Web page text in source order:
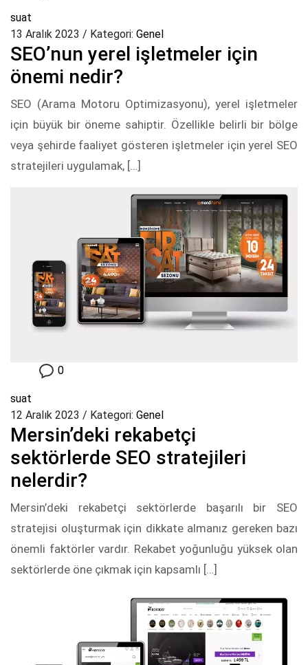
suat
13 Aralık 2023 / Kategori: Genel
SEO’nun yerel işletmeler için
önemi nedir?
SEO (Arama Motoru Optimizasyonu), yerel işletmeler
için büyük bir öneme sahiptir. Özellikle belirli bir bölge
veya şehirde faaliyet gösteren işletmeler için yerel SEO
stratejileri uygulamak, […]
0
suat
12 Aralık 2023 / Kategori: Genel
Mersin’deki rekabetçi
sektörlerde SEO stratejileri
nelerdir?
Mersin’deki rekabetçi sektörlerde başarılı bir SEO
stratejisi oluşturmak için dikkate almanız gereken bazı
önemli faktörler vardır. Rekabet yoğunluğu yüksek olan
sektörlerde öne çıkmak için kapsamlı […]